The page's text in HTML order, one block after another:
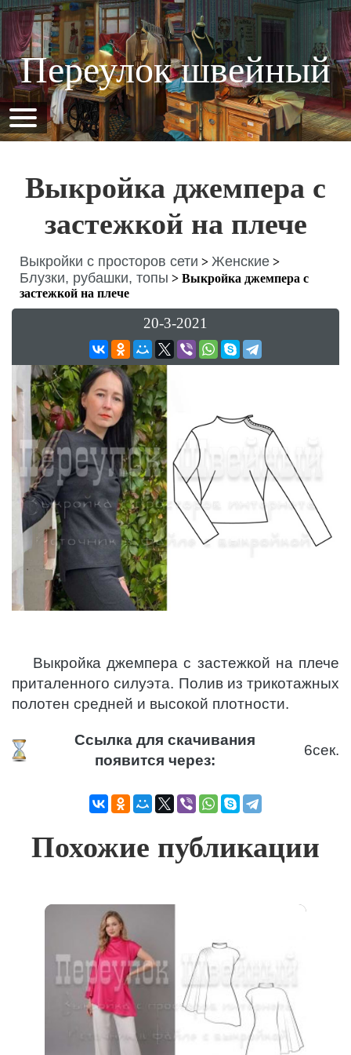
Переулок швейный
Выкройка джемпера с
застежкой на плече
Выкройки с просторов сети > Женские >
Блузки, рубашки, топы > Выкройка джемпера с
застежкой на плече
20-3-2021
Выкройка джемпера с застежкой на плече
приталенного силуэта. Полив из трикотажных
полотен средней и высокой плотности.
Ссылка для скачивания
появится через:
6сек.
Похожие публикации